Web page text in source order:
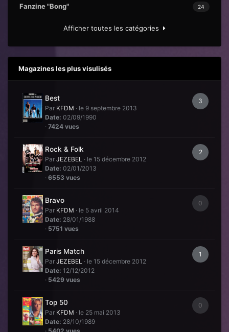
24
Fanzine "Bong"
Afficher toutes les catégories
Magazines les plus visulisés
3
Best
Par KFDM · le 9 septembre 2013
Date: 02/09/1990
· 7424 vues
2
Rock & Folk
Par JEZEBEL · le 15 décembre 2012
Date: 02/01/2013
· 6553 vues
0
Bravo
Par KFDM · le 5 avril 2014
Date: 28/01/1988
· 5751 vues
1
Paris Match
Par JEZEBEL · le 15 décembre 2012
Date: 12/12/2012
· 5429 vues
0
Top 50
Par KFDM · le 25 mai 2013
Date: 28/10/1989